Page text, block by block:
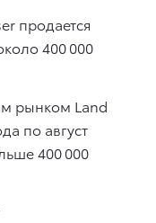
продается
400 000
рынком Land
по август
400 000